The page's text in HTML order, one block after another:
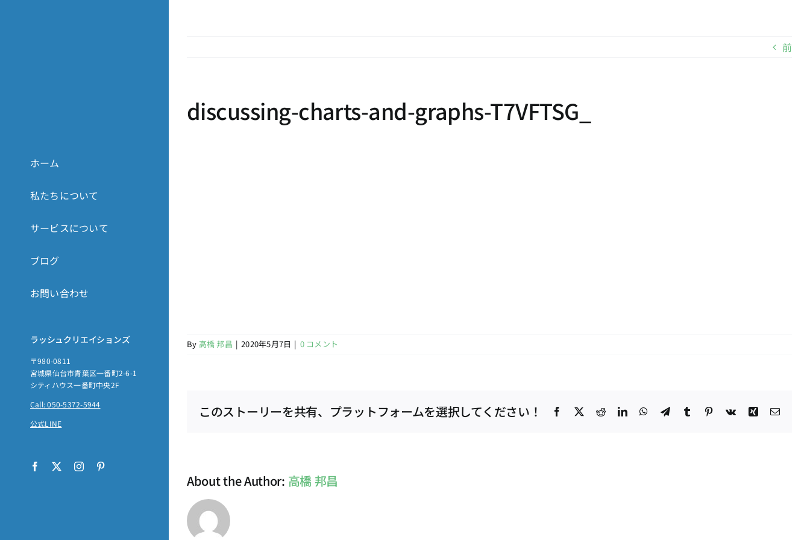
ホーム
私たちについて
サービスについて
ブログ
お問い合わせ
ラッシュクリエイションズ
〒980-0811
宮城県仙台市青葉区一番町2-6-1
シティハウス一番町中央2F
Call: 050-5372-5944
公式LINE
Facebook Instagram
前
discussing-charts-and-graphs-T7VFTSG_
By 高橋 邦昌 | 2020年5月7日 | 0 コメント
このストーリーを共有、プラットフォームを選択してください！ Facebook
X RedditLinkedInWhatsApp
TelegramTumblr Pinterest
Vk Xing 電
About the Author: 高橋 邦昌